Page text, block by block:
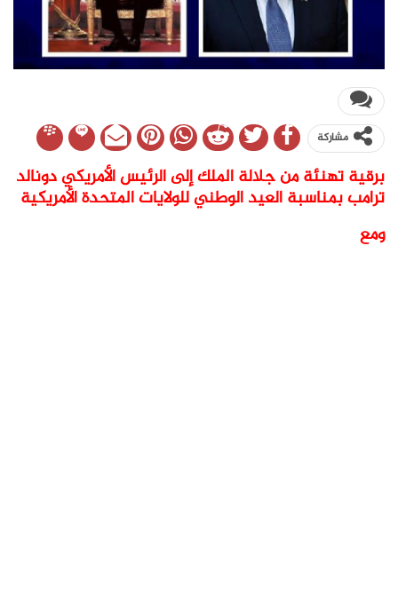
مشاركة
برقية تهنئة من جلالة الملك إلى الرئيس الأمريكي دونالد
ترامب بمناسبة العيد الوطني للولايات المتحدة الأمريكية
ومع